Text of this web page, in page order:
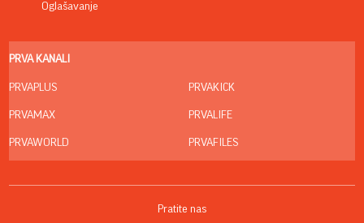
Oglašavanje
PRVA KANALI
PRVAPLUS
PRVAMAX
PRVAWORLD
PRVAKICK
PRVALIFE
PRVAFILES
Pratite nas